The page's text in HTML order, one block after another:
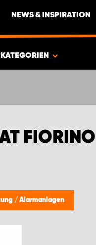
NEWS & INSPIRATION
KATEGORIEN
FIORINO
/ Alarmanlagen